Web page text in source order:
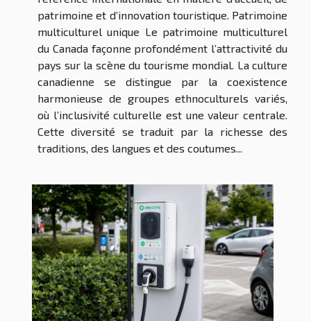
patrimoine et d’innovation touristique. Patrimoine
multiculturel unique Le patrimoine multiculturel
du Canada façonne profondément l’attractivité du
pays sur la scène du tourisme mondial. La culture
canadienne se distingue par la coexistence
harmonieuse de groupes ethnoculturels variés,
où l’inclusivité culturelle est une valeur centrale.
Cette diversité se traduit par la richesse des
traditions, des langues et des coutumes...